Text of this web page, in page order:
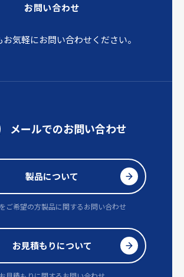
お問い合わせ
お気軽にお問い合わせください。
メールでのお問い合わせ
製品について
ご希望の方製品に関するお問い合わせ
お見積もりについて